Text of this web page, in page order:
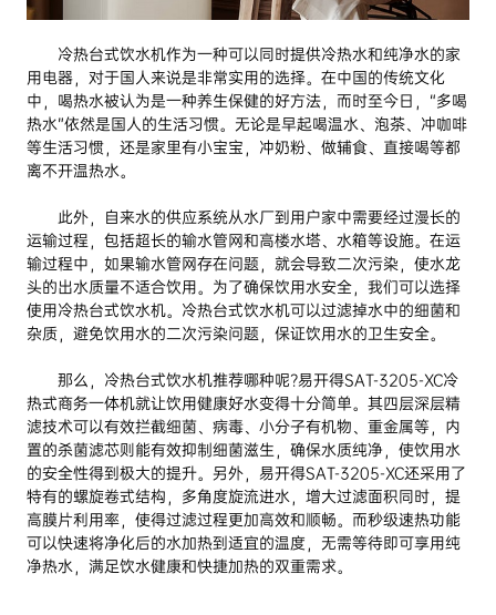
冷热台式饮水机作为一种可以同时提供冷热水和纯净水的家
用电器，对于国人来说是非常实用的选择。在中国的传统文化
中，喝热水被认为是一种养生保健的好方法，而时至今日，“多喝
热水”依然是国人的生活习惯。无论是早起喝温水、泡茶、冲咖啡
等生活习惯，还是家里有小宝宝，冲奶粉、做辅食、直接喝等都
离不开温热水。
此外，自来水的供应系统从水厂到用户家中需要经过漫长的
运输过程，包括超长的输水管网和高楼水塔、水箱等设施。在运
输过程中，如果输水管网存在问题，就会导致二次污染，使水龙
头的出水质量不适合饮用。为了确保饮用水安全，我们可以选择
使用冷热台式饮水机。冷热台式饮水机可以过滤掉水中的细菌和
杂质，避免饮用水的二次污染问题，保证饮用水的卫生安全。
那么，冷热台式饮水机推荐哪种呢?易开得SAT-3205-XC冷
热式商务一体机就让饮用健康好水变得十分简单。其四层深层精
滤技术可以有效拦截细菌、病毒、小分子有机物、重金属等，内
置的杀菌滤芯则能有效抑制细菌滋生，确保水质纯净，使饮用水
的安全性得到极大的提升。另外，易开得SAT-3205-XC还采用了
特有的螺旋卷式结构，多角度旋流进水，增大过滤面积同时，提
高膜片利用率，使得过滤过程更加高效和顺畅。而秒级速热功能
可以快速将净化后的水加热到适宜的温度，无需等待即可享用纯
净热水，满足饮水健康和快捷加热的双重需求。